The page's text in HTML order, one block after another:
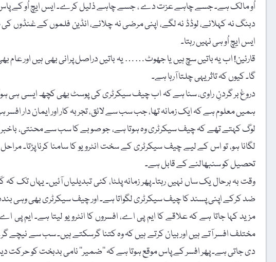
اُو مالک ہے۔ جسے چاہے عزت دے ، جسے چاہے ذلیل کرے۔ ایس ایچ اُو کے پاس
دبنگ نہ کہلائے، لوڈڈ نہ لگے، اپنی مرضی نہ چلائے، انڈین فلموں کے غنڈوں کی
ایس ایچ اُو ہی نہیں رہتا۔
قارئین! اب یہ باتیں سچ ہیں یا جھوٹ…… یہ باتیں دراصل پرانی بھی ہیں اور
گا۔ کیوں کہ تاثر یہی چلتا آرہا ہے۔
دروغ بر گردنِ راوی، سنا ہے کہ اب چیف سیکرٹری کی پوسٹ بھی کچھ ایسی ہی
ہمیں معلوم ہے کہ ایک زمانہ تھا، جب سب سے لائق، تجربہ کار اور ایمان دار
لوگ کہتے تھے کہ چیف سیکرٹری وہ ہوتا ہے، جو صوبے کا سب سے محنتی، باخبر
لگانا ہو، تو اس کے لیے چیف سیکرٹری کے سخت انٹرویو کا سامنا کرنا پڑتا۔
تحصیل کو سنبھالنے کے قابل ہے۔
وقت بہ ہرحال یک ساں نہیں رہتا۔ پھر زمانہ پلٹا، کئی تبدیلیاں آئیں۔ یہاں تک
ضد کرکے اپنی پسند کا چیف سیکرٹری لگواتا ہے۔ اور چیف سیکرٹری بھی وہی بندہ
مزید کہا جاتا ہے کہ علاقے کا ایم پی اے، افسروں کا انٹرویو لیتا ہے۔ ایم پی
مختلف افسر آتے ہیں اور بیان کرتے ہیں کہ وہ کتنا گرسکتے ہیں۔ سب سے نیچے
دی جاتی ہے۔ پھر افسر کے پاس موقع ہوتا ہے کہ ’’ضمیر‘‘ نامی بدبخت کو